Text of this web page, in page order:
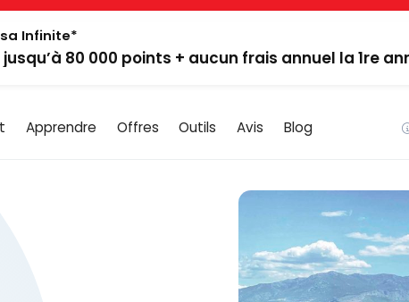
Infinite*
80 000 points + aucun frais annuel la 1re
Apprendre Offres Outils Avis Blog